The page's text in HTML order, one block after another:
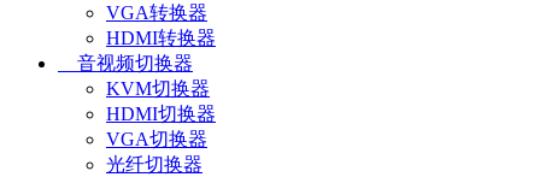
VGA转换器
HDMI转换器
音视频切换器
KVM切换器
HDMI切换器
VGA切换器
光纤切换器